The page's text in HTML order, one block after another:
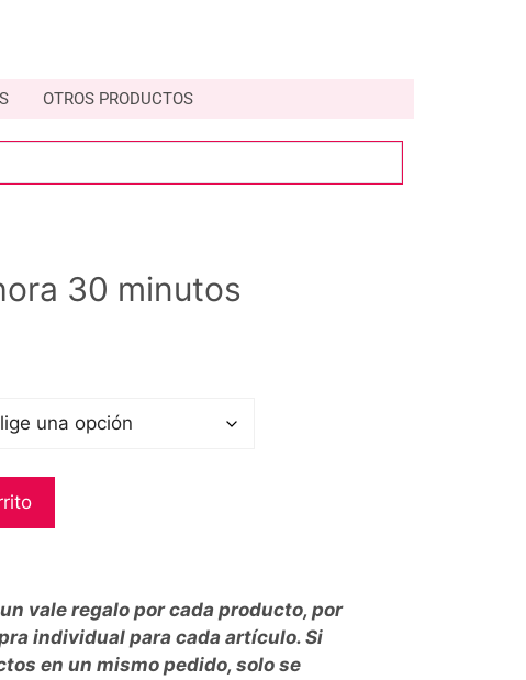
OTROS PRODUCTOS
30 minutos
vale regalo por cada producto, por
individual para cada artículo. Si
en un mismo pedido, solo se